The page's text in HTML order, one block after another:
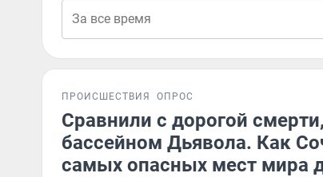
ПРОИСШЕСТВИЯ ОПРОС
Сравнили с дорогой
бассейном Дьявола. Как
самых опасных мест мира